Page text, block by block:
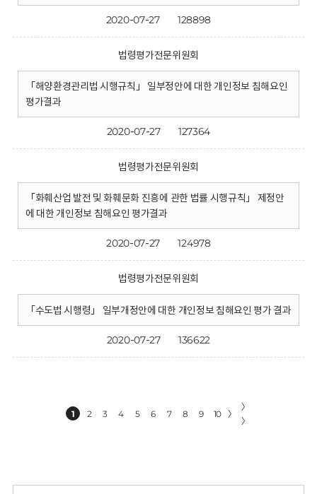
2020-07-27 128898
법령평가전문위원회
「해양환경관리법 시행규칙」 일부정안에 대한 개인정보 침해요인
평가결과
2020-07-27 127364
법령평가전문위원회
「화훼산업 발전 및 화훼문화 진흥에 관한 법률 시행규칙」 제정안
에 대한 개인정보 침해요인 평가결과
2020-07-27 124978
법령평가전문위원회
「수도법 시행령」 일부개정안에 대한 개인정보 침해요인 평가 결과
2020-07-27 136622
1 2 3 4 5 6 7 8 9 10 〉
〉
〉